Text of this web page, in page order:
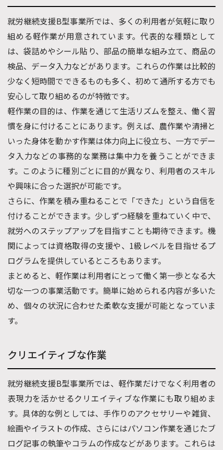
就労継続支援B型事業所では、多くの利用者が気軽に取り
組める軽作業が用意されています。代表的な種類として
は、袋詰めやシール貼り、部品の簡単な組み立て、商品の
検品、データ入力などがあります。これらの作業は比較的
少なく短時間でできるものも多く、初めて通所する方でも
安心して取り組めるのが特徴です。
軽作業の目的は、作業を通じて生活リズムを整え、働く習
慣を身に付けることにあります。例えば、農作業や清掃と
いった身体を動かす作業は体力向上に役立ち、一方でデー
タ入力などの事務的な業務は集中力を養うことができま
す。このように種別ごとに目的が異なり、利用者のスキル
や興味に合った選択が可能です。
さらに、作業を積み重ねることで「できた」という自信を
付けることができます。少しずつ経験を重ねていく中で、
就労へのステップアップを目指すことも期待できます。機
関によっては資格取得の支援や、1級レベルを目指せるプ
ログラムを提供しているところもあります。
まとめると、軽作業は利用者にとって働く第一歩となる大
切な一つの事業活動です。簡単に始められる内容が多いた
め、個々の状況に合わせた柔軟な支援が可能となっていま
す。
クリエイティブな作業
就労継続支援B型事業所では、軽作業だけでなく利用者の
表現力を活かせるクリエイティブな作業にも取り組めま
す。具体的な例としては、手作りのアクセサリーや雑貨、
絵画やイラストの作成、さらにはパソコン作業を通じたブ
ログ記事の執筆やコラムの作成などがあります。これらは